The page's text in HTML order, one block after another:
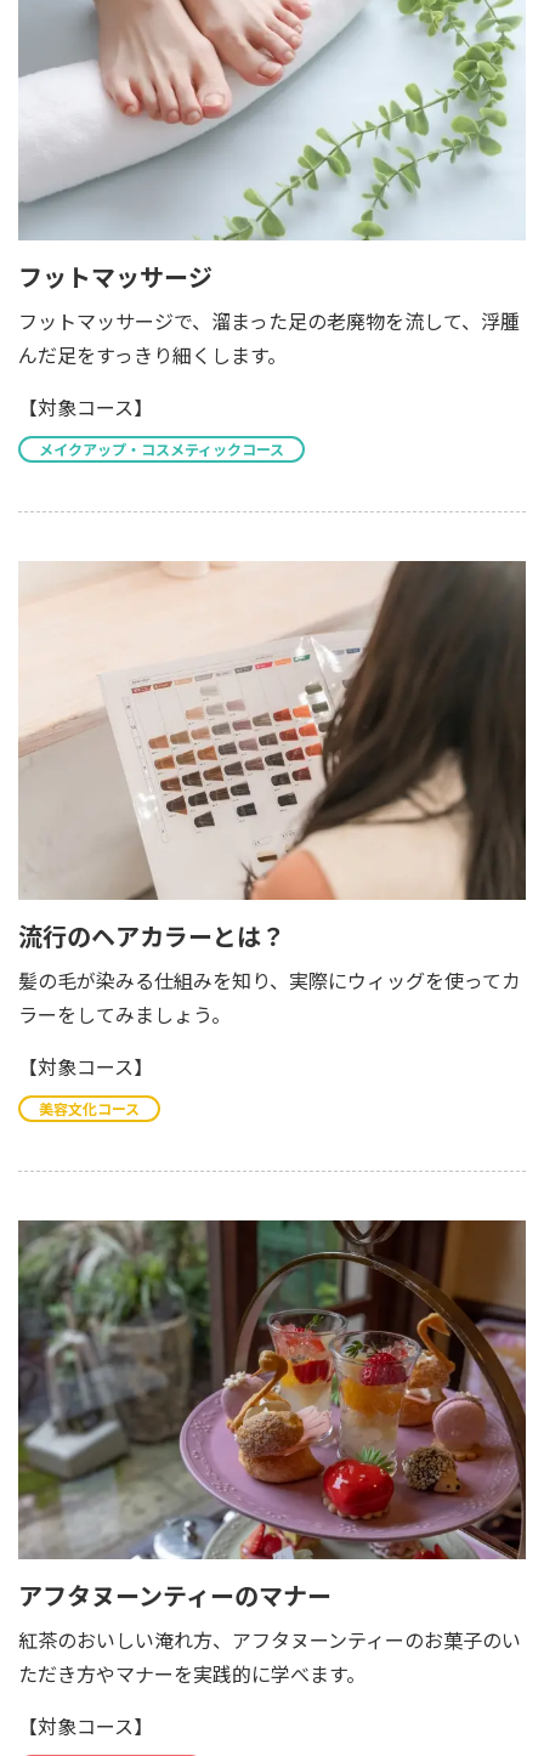
フットマッサージ
フットマッサージで、溜まった足の老廃物を流して、浮腫
んだ足をすっきり細くします。
【対象コース】
メイクアップ・コスメティックコース
流行のヘアカラーとは？
髪の毛が染みる仕組みを知り、実際にウィッグを使ってカ
ラーをしてみましょう。
【対象コース】
美容文化コース
アフタヌーンティーのマナー
紅茶のおいしい淹れ方、アフタヌーンティーのお菓子のい
ただき方やマナーを実践的に学べます。
【対象コース】